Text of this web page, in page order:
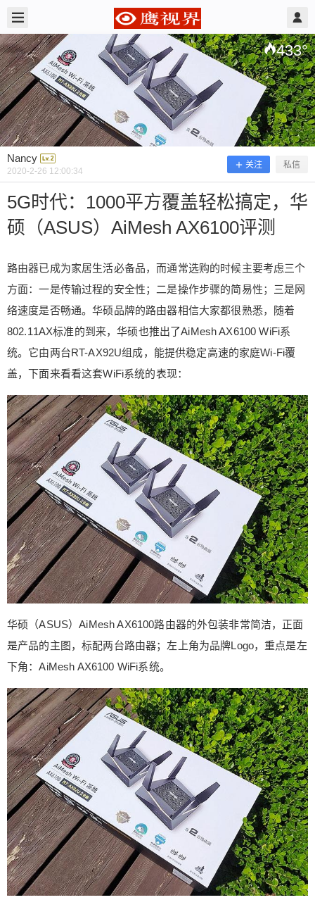
433°
Nancy
2020-2-26 12:00:34
关注 私信
5G时代：1000平方覆盖轻松搞定，华
硕（ASUS）AiMesh AX6100评测
路由器已成为家居生活必备品，而通常选购的时候主要考虑三个
方面：一是传输过程的安全性；二是操作步骤的简易性；三是网
络速度是否畅通。华硕品牌的路由器相信大家都很熟悉，随着
802.11AX标准的到来，华硕也推出了AiMesh AX6100 WiFi系
统。它由两台RT-AX92U组成，能提供稳定高速的家庭Wi-Fi覆
盖，下面来看看这套WiFi系统的表现：
华硕（ASUS）AiMesh AX6100路由器的外包装非常简洁，正面
是产品的主图，标配两台路由器；左上角为品牌Logo，重点是左
下角：AiMesh AX6100 WiFi系统。
Nancy @ 鹰视界 2020/2/26
5G时代：1000平方覆盖轻松搞定，华
硕（ASUS）AiMesh AX6100评测
路由器已成为家居生活必备品，而通常选购的时候
主要考虑三个方面：一是传输过程的安全性；二是
品牌的路由器相信大家都很熟悉，随着802.11AX标
准的到来，华硕也推出了AiMesh AX6100 WiFi系
统。它由两台RT-AX92U组成，能提供稳定高速的
家庭Wi-Fi覆盖，下面来看看这套WiFi系统的表现：
华硕（ASUS）AiMesh AX6100路由器的外包装非
常简洁，正面是产品的主图，标配两台路由器；左
上角为品牌Logo，重点是左下角：AiMesh AX6100
WiFi系统。 华硕（ASUS）AiMesh AX6100路由器
包装的背面，AX协议的WI-FI新标准，比AC协议更
快，AX协议的5G通道也可以用作两台路由器之间的
无线回程。 华硕（ASUS）AiMesh AX6100路由器
产品标配：两台RT-AX92U+配套的电源，一根网
线，快速使用指南和简要设定说明以及保修卡； 对
于华硕品牌，其实一直印在脑海中的是“华硕品质，
坚若磐石”的电脑机器，也虏获了一代年轻人。当
然，也映射到路由器上，市面上普通路由器都是1年
保修期，华硕却提供3年的超长保修期。 华硕（AS
US）AiMesh AX6100路由器的外观设计充满了科技
感，顶部的玛雅纹路也一眼可以看出和GT-AX1100
0系出同门， 华硕（ASUS）AiMesh AX6100路由器
的顶部玛雅纹散热孔和整体菱角分明的设计是当前
ROG路由器的经典元素，在边框上还有土豪金色的
侧边，十分出众。 华硕（ASUS）AiMesh AX6100
路由器带有四个可折叠的外置天线，无阻尼感弹起
方式，可90°竖起，并不占空间。 华硕（ASUS）Ai
Mesh AX6100路由器采用了全接口设计，左至右依
次为Reset键、电源开关、电源口、标准的4千兆La
n接口+Wan口，Lan1和Lan2支持链路聚合。 而侧
面则设计有USB2.0、3.0接口和WPS接口。 华硕
（ASUS）AiMesh AX6100路由器指示灯设计在另
一侧面，通电开机后 正常为白色，异常为红色； 网
扫描二维码继续阅读